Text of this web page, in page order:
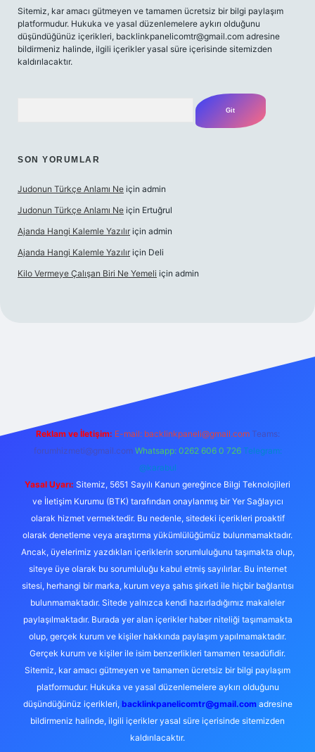
Sitemiz, kar amacı gütmeyen ve tamamen ücretsiz bir bilgi paylaşım
platformudur. Hukuka ve yasal düzenlemelere aykırı olduğunu
düşündüğünüz içerikleri, backlinkpanelicomtr@gmail.com adresine
bildirmeniz halinde, ilgili içerikler yasal süre içerisinde sitemizden
kaldırılacaktır.
SON YORUMLAR
Judonun Türkçe Anlamı Ne için admin
Judonun Türkçe Anlamı Ne için Ertuğrul
Ajanda Hangi Kalemle Yazılır için admin
Ajanda Hangi Kalemle Yazılır için Deli
Kilo Vermeye Çalışan Biri Ne Yemeli için admin
Reklam ve İletişim: E-mail: backlinkpaneli@gmail.com Teams:
forumhizmeti@gmail.com Whatsapp: 0262 606 0 726 Telegram:
@karabul
Yasal Uyarı: Sitemiz, 5651 Sayılı Kanun gereğince Bilgi Teknolojileri
ve İletişim Kurumu (BTK) tarafından onaylanmış bir Yer Sağlayıcı
olarak hizmet vermektedir. Bu nedenle, sitedeki içerikleri proaktif
olarak denetleme veya araştırma yükümlülüğümüz bulunmamaktadır.
Ancak, üyelerimiz yazdıkları içeriklerin sorumluluğunu taşımakta olup,
siteye üye olarak bu sorumluluğu kabul etmiş sayılırlar. Bu internet
sitesi, herhangi bir marka, kurum veya şahıs şirketi ile hiçbir bağlantısı
bulunmamaktadır. Sitede yalnızca kendi hazırladığımız makaleler
paylaşılmaktadır. Burada yer alan içerikler haber niteliği taşımamakta
olup, gerçek kurum ve kişiler hakkında paylaşım yapılmamaktadır.
Gerçek kurum ve kişiler ile isim benzerlikleri tamamen tesadüfidir.
Sitemiz, kar amacı gütmeyen ve tamamen ücretsiz bir bilgi paylaşım
platformudur. Hukuka ve yasal düzenlemelere aykırı olduğunu
düşündüğünüz içerikleri, backlinkpanelicomtr@gmail.comadresine
bildirmeniz halinde, ilgili içerikler yasal süre içerisinde sitemizden
kaldırılacaktır.